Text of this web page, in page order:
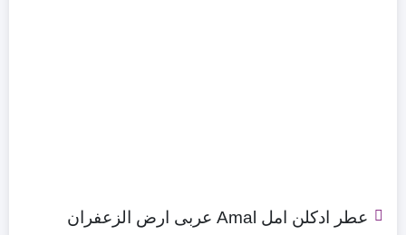
عطر ادکلن امل Amal عربی ارض الزعفران